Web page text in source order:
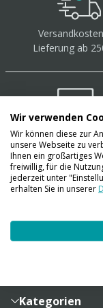
Lieferung ab
Über 40.000
Lager
Zahlung und
Kategorien
Wir verwenden
Wir können diese zur
unsere Webseite zu
Ihnen ein großartiges
freiwillig, für die
jederzeit unter
erhalten Sie in unserer